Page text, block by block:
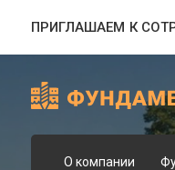
ПРИГЛАШАЕМ К
О компании